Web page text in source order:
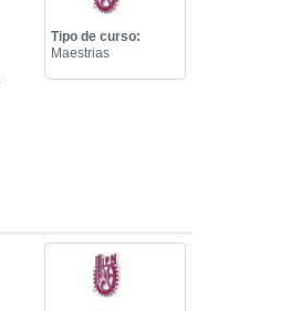
Tipo de curso:
Maestrias